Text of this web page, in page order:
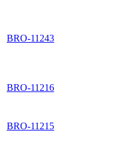
BRO-11243
BRO-11216
BRO-11215